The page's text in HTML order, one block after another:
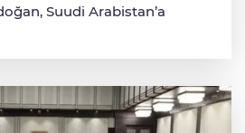
Suudi Arabistan’a